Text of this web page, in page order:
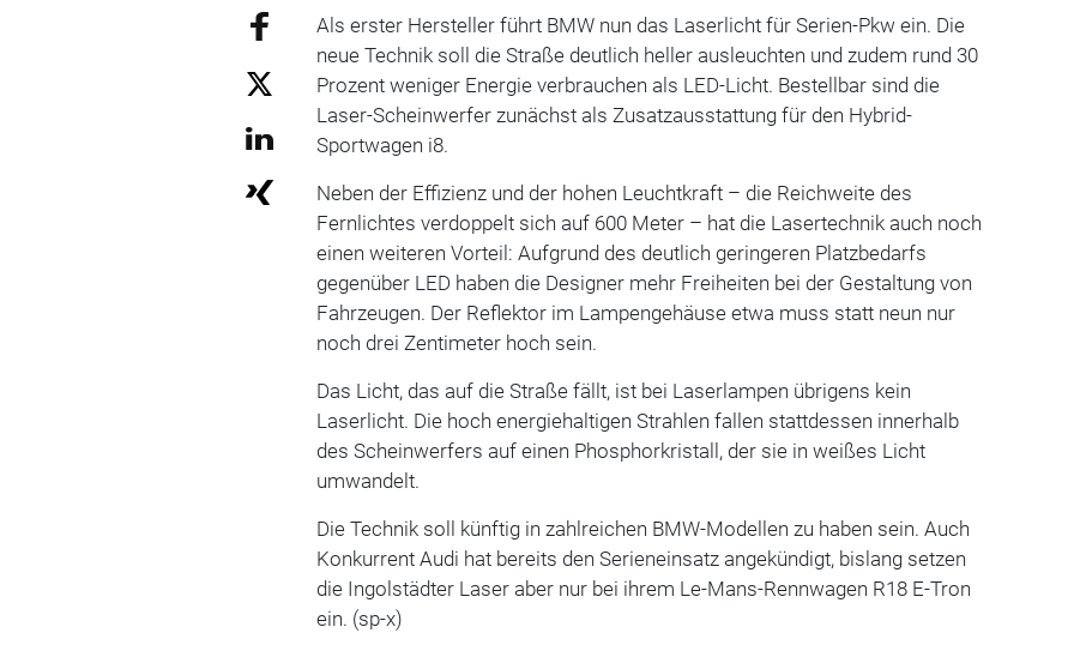
Als erster Hersteller führt BMW nun das Laserlicht für Serien-Pkw ein. Die
neue Technik soll die Straße deutlich heller ausleuchten und zudem rund 30
Prozent weniger Energie verbrauchen als LED-Licht. Bestellbar sind die
Laser-Scheinwerfer zunächst als Zusatzausstattung für den Hybrid-
Sportwagen i8.
Neben der Effizienz und der hohen Leuchtkraft – die Reichweite des
Fernlichtes verdoppelt sich auf 600 Meter – hat die Lasertechnik auch noch
einen weiteren Vorteil: Aufgrund des deutlich geringeren Platzbedarfs
gegenüber LED haben die Designer mehr Freiheiten bei der Gestaltung von
Fahrzeugen. Der Reflektor im Lampengehäuse etwa muss statt neun nur
noch drei Zentimeter hoch sein.
Das Licht, das auf die Straße fällt, ist bei Laserlampen übrigens kein
Laserlicht. Die hoch energiehaltigen Strahlen fallen stattdessen innerhalb
des Scheinwerfers auf einen Phosphorkristall, der sie in weißes Licht
umwandelt.
Die Technik soll künftig in zahlreichen BMW-Modellen zu haben sein. Auch
Konkurrent Audi hat bereits den Serieneinsatz angekündigt, bislang setzen
die Ingolstädter Laser aber nur bei ihrem Le-Mans-Rennwagen R18 E-Tron
ein. (sp-x)